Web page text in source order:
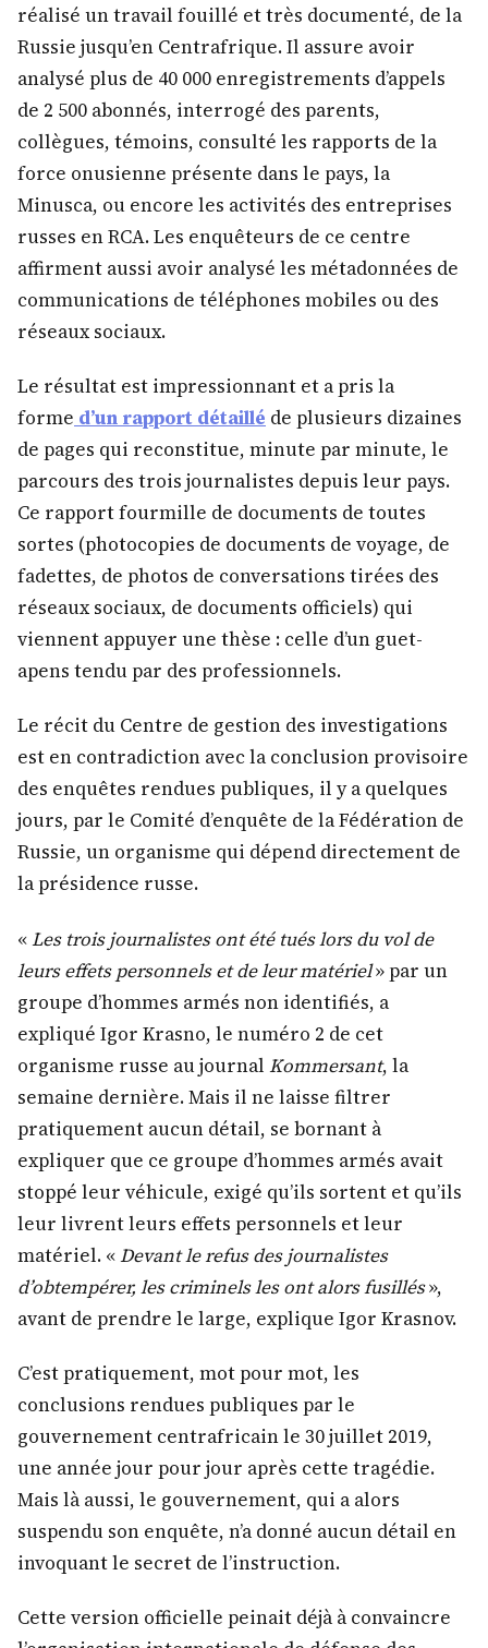
réalisé un travail fouillé et très documenté, de la
Russie jusqu’en Centrafrique. Il assure avoir
analysé plus de 40 000 enregistrements d’appels
de 2 500 abonnés, interrogé des parents,
collègues, témoins, consulté les rapports de la
force onusienne présente dans le pays, la
Minusca, ou encore les activités des entreprises
russes en RCA. Les enquêteurs de ce centre
affirment aussi avoir analysé les métadonnées de
communications de téléphones mobiles ou des
réseaux sociaux.
Le résultat est impressionnant et a pris la
forme d’un rapport détaillé de plusieurs dizaines
de pages qui reconstitue, minute par minute, le
parcours des trois journalistes depuis leur pays.
Ce rapport fourmille de documents de toutes
sortes (photocopies de documents de voyage, de
fadettes, de photos de conversations tirées des
réseaux sociaux, de documents officiels) qui
viennent appuyer une thèse : celle d’un guet-
apens tendu par des professionnels.
Le récit du Centre de gestion des investigations
est en contradiction avec la conclusion provisoire
des enquêtes rendues publiques, il y a quelques
jours, par le Comité d’enquête de la Fédération de
Russie, un organisme qui dépend directement de
la présidence russe.
«Les trois journalistes ont été tués lors du vol de
leurs effets personnels et de leur matériel» par un
groupe d’hommes armés non identifiés, a
expliqué Igor Krasno, le numéro 2 de cet
organisme russe au journal Kommersant, la
semaine dernière. Mais il ne laisse filtrer
pratiquement aucun détail, se bornant à
expliquer que ce groupe d’hommes armés avait
stoppé leur véhicule, exigé qu’ils sortent et qu’ils
leur livrent leurs effets personnels et leur
matériel. «Devant le refus des journalistes
d’obtempérer, les criminels les ont alors fusillés»,
avant de prendre le large, explique Igor Krasnov.
C’est pratiquement, mot pour mot, les
conclusions rendues publiques par le
gouvernement centrafricain le 30 juillet 2019,
une année jour pour jour après cette tragédie.
Mais là aussi, le gouvernement, qui a alors
suspendu son enquête, n’a donné aucun détail en
invoquant le secret de l’instruction.
Cette version officielle peinait déjà à convaincre